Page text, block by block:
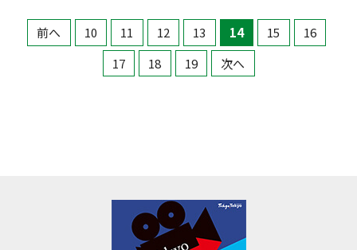
前へ 10 11 12 13 14 15
16
17
18 19 次へ